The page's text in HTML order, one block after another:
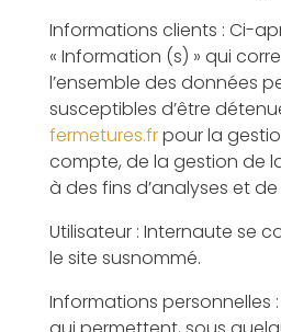
Informations clients : Ci-
« Information (s) » qui
l’ensemble des données
susceptibles d’être
fermetures.frpour la
compte, de la gestion de
à des fins d’analyses et
Utilisateur : Internaute se
le site susnommé.
Informations personnelles